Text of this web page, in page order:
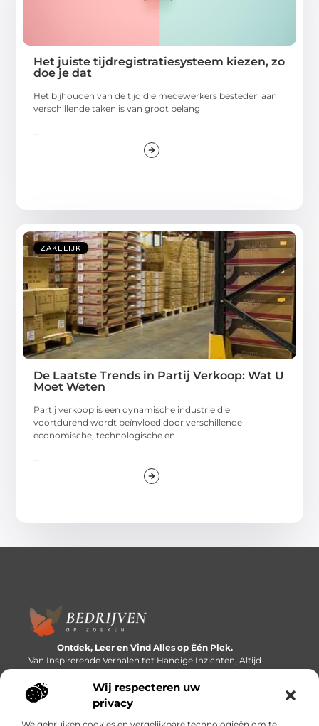
Wij respecteren uw
privacy
Het juiste tijdregistratiesysteem kiezen, zo
doe je dat
Het bijhouden van de tijd die medewerkers besteden aan
verschillende taken is van groot belang
ZAKELIJK
De Laatste Trends in Partij Verkoop: Wat U
Moet Weten
Partij verkoop is een dynamische industrie die
voortdurend wordt beïnvloed door verschillende
economische, technologische en
Ontdek, Leer en Vind Alles op Één Plek.
Van Inspirerende Verhalen tot Handige Inzichten, Altijd
Binnen Handbereik.
Bericht categorie